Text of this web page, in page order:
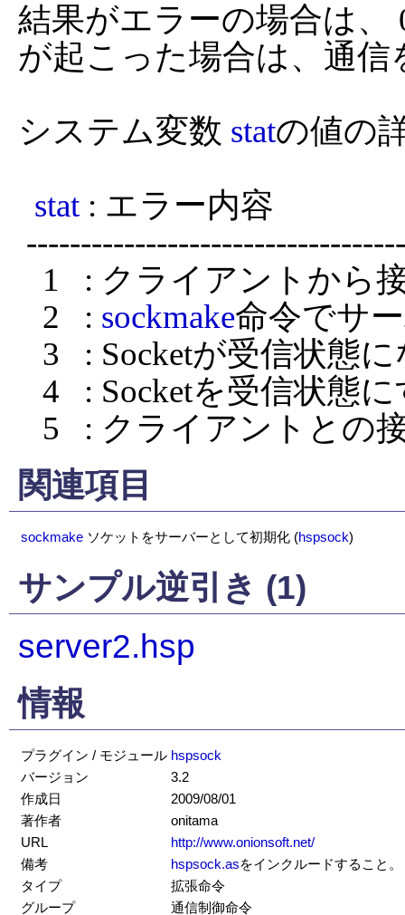
結果がエラーの場合は
が起こった場合は、通
システム変数 statの値の
stat : エラー内容
   2   :
sockmake命令でサ
5   : クライアントと
関連項目
sockmake ソケットをサーバーとして初期化 (hspsock)
サンプル逆引き (1)
server2.hsp
情報
プラグイン / モジュール hspsock
バージョン
3.2
作成日
2009/08/01
著作者
onitama
URL
http://www.onionsoft.net/
備考
hspsock.asをインクルードすること。
タイプ
拡張命令
グループ
通信制御命令